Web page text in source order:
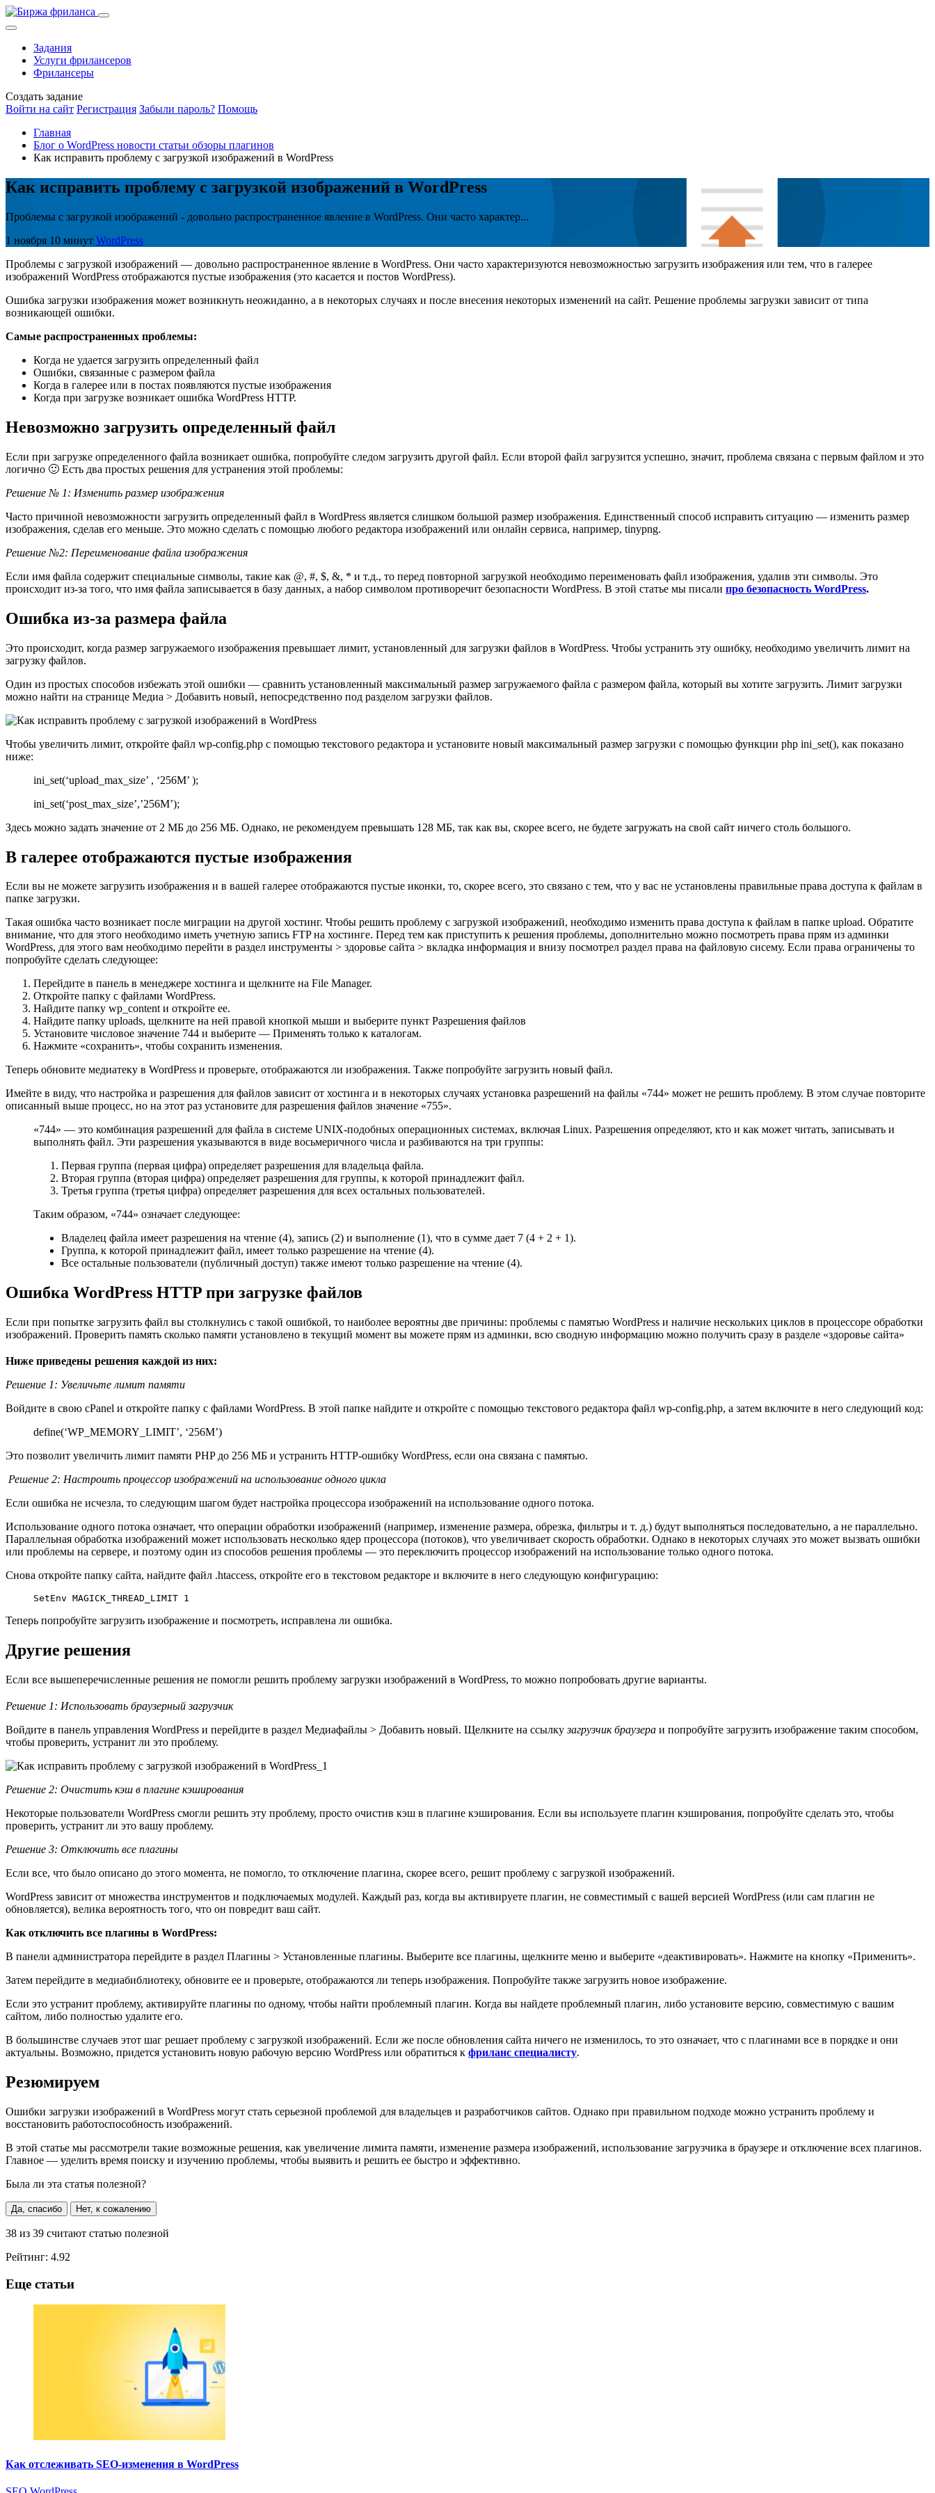
Задания
Услуги фрилансеров
Фрилансеры
Создать задание
Войти на сайт Регистрация Забыли пароль? Помощь
Главная
Блог о WordPress новости статьи обзоры плагинов
Как исправить проблему c загрузкой изображений в WordPress
Как исправить проблему c загрузкой изображений в WordPress
Проблемы с загрузкой изображений - довольно распространенное явление в WordPress. Они часто характер...
1 ноября 10 минут WordPress
Проблемы с загрузкой изображений — довольно распространенное явление в WordPress. Они часто характеризуются невозможностью загрузить изображения или тем, что в галерее
изображений WordPress отображаются пустые изображения (это касается и постов WordPress).
Ошибка загрузки изображения может возникнуть неожиданно, а в некоторых случаях и после внесения некоторых изменений на сайт. Решение проблемы загрузки зависит от типа
возникающей ошибки.
Самые распространенных проблемы:
Когда не удается загрузить определенный файл
Ошибки, связанные с размером файла
Когда в галерее или в постах появляются пустые изображения
Когда при загрузке возникает ошибка WordPress HTTP.
Невозможно загрузить определенный файл
Если при загрузке определенного файла возникает ошибка, попробуйте следом загрузить другой файл. Если второй файл загрузится успешно, значит, проблема связана с первым файлом и это
логично 🙂 Есть два простых решения для устранения этой проблемы:
Решение № 1: Изменить размер изображения
Часто причиной невозможности загрузить определенный файл в WordPress является слишком большой размер изображения. Единственный способ исправить ситуацию — изменить размер
изображения, сделав его меньше. Это можно сделать с помощью любого редактора изображений или онлайн сервиса, например, tinypng.
Решение №2: Переименование файла изображения
Если имя файла содержит специальные символы, такие как @, #, $, &, * и т.д., то перед повторной загрузкой необходимо переименовать файл изображения, удалив эти символы. Это
происходит из-за того, что имя файла записывается в базу данных, а набор символом противоречит безопасности WordPress. В этой статье мы писали про безопасность WordPress.
Ошибка из-за размера файла
Это происходит, когда размер загружаемого изображения превышает лимит, установленный для загрузки файлов в WordPress. Чтобы устранить эту ошибку, необходимо увеличить лимит на
загрузку файлов.
Один из простых способов избежать этой ошибки — сравнить установленный максимальный размер загружаемого файла с размером файла, который вы хотите загрузить. Лимит загрузки
можно найти на странице Медиа > Добавить новый, непосредственно под разделом загрузки файлов.
Чтобы увеличить лимит, откройте файл wp-config.php с помощью текстового редактора и установите новый максимальный размер загрузки с помощью функции php ini_set(), как показано
ниже:
ini_set(‘upload_max_size’ , ‘256M’ );
ini_set(‘post_max_size’,’256M’);
Здесь можно задать значение от 2 МБ до 256 МБ. Однако, не рекомендуем превышать 128 МБ, так как вы, скорее всего, не будете загружать на свой сайт ничего столь большого.
В галерее отображаются пустые изображения
Если вы не можете загрузить изображения и в вашей галерее отображаются пустые иконки, то, скорее всего, это связано с тем, что у вас не установлены правильные права доступа к файлам в
папке загрузки.
Такая ошибка часто возникает после миграции на другой хостинг. Чтобы решить проблему с загрузкой изображений, необходимо изменить права доступа к файлам в папке upload. Обратите
внимание, что для этого необходимо иметь учетную запись FTP на хостинге. Перед тем как приступить к решения проблемы, дополнительно можно посмотреть права прям из админки
WordPress, для этого вам необходимо перейти в раздел инструменты > здоровье сайта > вкладка информация и внизу посмотрел раздел права на файловую сисему. Если права ограничены то
попробуйте сделать следующее:
Перейдите в панель в менеджере хостинга и щелкните на File Manager.
Откройте папку с файлами WordPress.
Найдите папку wp_content и откройте ее.
Найдите папку uploads, щелкните на ней правой кнопкой мыши и выберите пункт Разрешения файлов
Установите числовое значение 744 и выберите — Применять только к каталогам.
Нажмите «сохранить», чтобы сохранить изменения.
Теперь обновите медиатеку в WordPress и проверьте, отображаются ли изображения. Также попробуйте загрузить новый файл.
Имейте в виду, что настройка и разрешения для файлов зависит от хостинга и в некоторых случаях установка разрешений на файлы «744» может не решить проблему. В этом случае повторите
описанный выше процесс, но на этот раз установите для разрешения файлов значение «755».
«744» — это комбинация разрешений для файла в системе UNIX-подобных операционных системах, включая Linux. Разрешения определяют, кто и как может читать, записывать и
выполнять файл. Эти разрешения указываются в виде восьмеричного числа и разбиваются на три группы:
Первая группа (первая цифра) определяет разрешения для владельца файла.
Вторая группа (вторая цифра) определяет разрешения для группы, к которой принадлежит файл.
Третья группа (третья цифра) определяет разрешения для всех остальных пользователей.
Таким образом, «744» означает следующее:
Владелец файла имеет разрешения на чтение (4), запись (2) и выполнение (1), что в сумме дает 7 (4 + 2 + 1).
Группа, к которой принадлежит файл, имеет только разрешение на чтение (4).
Все остальные пользователи (публичный доступ) также имеют только разрешение на чтение (4).
Ошибка WordPress HTTP при загрузке файлов
Если при попытке загрузить файл вы столкнулись с такой ошибкой, то наиболее вероятны две причины: проблемы с памятью WordPress и наличие нескольких циклов в процессоре обработки
изображений. Проверить память сколько памяти установлено в текущий момент вы можете прям из админки, всю сводную информацию можно получить сразу в разделе «здоровье сайта»
Ниже приведены решения каждой из них:
Решение 1: Увеличьте лимит памяти
Войдите в свою cPanel и откройте папку с файлами WordPress. В этой папке найдите и откройте с помощью текстового редактора файл wp-config.php, а затем включите в него следующий код:
define(‘WP_MEMORY_LIMIT’, ‘256M’)
Это позволит увеличить лимит памяти PHP до 256 МБ и устранить HTTP-ошибку WordPress, если она связана с памятью.
Решение 2: Настроить процессор изображений на использование одного цикла
Если ошибка не исчезла, то следующим шагом будет настройка процессора изображений на использование одного потока.
Использование одного потока означает, что операции обработки изображений (например, изменение размера, обрезка, фильтры и т. д.) будут выполняться последовательно, а не параллельно.
Параллельная обработка изображений может использовать несколько ядер процессора (потоков), что увеличивает скорость обработки. Однако в некоторых случаях это может вызвать ошибки
или проблемы на сервере, и поэтому один из способов решения проблемы — это переключить процессор изображений на использование только одного потока.
Снова откройте папку сайта, найдите файл .htaccess, откройте его в текстовом редакторе и включите в него следующую конфигурацию:
SetEnv MAGICK_THREAD_LIMIT 1
Теперь попробуйте загрузить изображение и посмотреть, исправлена ли ошибка.
Другие решения
Если все вышеперечисленные решения не помогли решить проблему загрузки изображений в WordPress, то можно попробовать другие варианты.
Решение 1: Использовать браузерный загрузчик
Войдите в панель управления WordPress и перейдите в раздел Медиафайлы > Добавить новый. Щелкните на ссылкузагрузчик браузера и попробуйте загрузить изображение таким способом,
чтобы проверить, устранит ли это проблему.
Решение 2: Очистить кэш в плагине кэширования
Некоторые пользователи WordPress смогли решить эту проблему, просто очистив кэш в плагине кэширования. Если вы используете плагин кэширования, попробуйте сделать это, чтобы
проверить, устранит ли это вашу проблему.
Решение 3: Отключить все плагины
Если все, что было описано до этого момента, не помогло, то отключение плагина, скорее всего, решит проблему с загрузкой изображений.
WordPress зависит от множества инструментов и подключаемых модулей. Каждый раз, когда вы активируете плагин, не совместимый с вашей версией WordPress (или сам плагин не
обновляется), велика вероятность того, что он повредит ваш сайт.
Как отключить все плагины в WordPress:
В панели администратора перейдите в раздел Плагины > Установленные плагины. Выберите все плагины, щелкните меню и выберите «деактивировать». Нажмите на кнопку «Применить».
Затем перейдите в медиабиблиотеку, обновите ее и проверьте, отображаются ли теперь изображения. Попробуйте также загрузить новое изображение.
Если это устранит проблему, активируйте плагины по одному, чтобы найти проблемный плагин. Когда вы найдете проблемный плагин, либо установите версию, совместимую с вашим
сайтом, либо полностью удалите его.
В большинстве случаев этот шаг решает проблему с загрузкой изображений. Если же после обновления сайта ничего не изменилось, то это означает, что с плагинами все в порядке и они
актуальны. Возможно, придется установить новую рабочую версию WordPress или обратиться к фриланс специалисту.
Резюмируем
Ошибки загрузки изображений в WordPress могут стать серьезной проблемой для владельцев и разработчиков сайтов. Однако при правильном подходе можно устранить проблему и
восстановить работоспособность изображений.
В этой статье мы рассмотрели такие возможные решения, как увеличение лимита памяти, изменение размера изображений, использование загрузчика в браузере и отключение всех плагинов.
Главное — уделить время поиску и изучению проблемы, чтобы выявить и решить ее быстро и эффективно.
Была ли эта статья полезной?
Да, спасибо Нет, к сожалению
38 из 39 считают статью полезной
Рейтинг: 4.92
Еще статьи
Как отслеживать SEO-изменения в WordPress